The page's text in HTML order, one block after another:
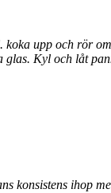
upp och rör
Kyl och låt
konsistens ihop